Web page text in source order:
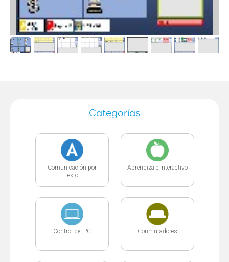
Categorías
Comunicación por
texto
Aprendizaje interactivo
Control del PC Conmutadores